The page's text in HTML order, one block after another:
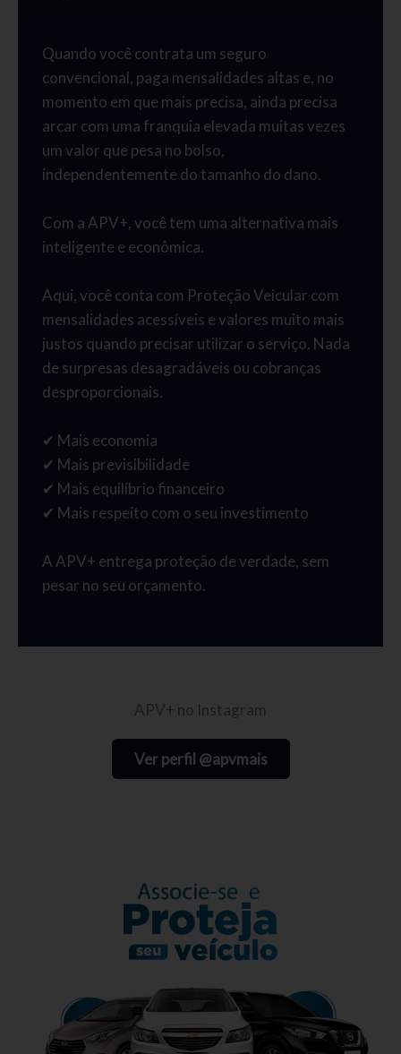
Quando você contrata um seguro
convencional, paga mensalidades altas e, no
momento em que mais precisa, ainda precisa
arcar com uma franquia elevada muitas vezes
um valor que pesa no bolso,
independentemente do tamanho do dano.
Com a APV+, você tem uma alternativa mais
inteligente e econômica.
Aqui, você conta com Proteção Veicular com
mensalidades acessíveis e valores muito mais
justos quando precisar utilizar o serviço. Nada
de surpresas desagradáveis ou cobranças
desproporcionais.
✔ Mais economia
✔ Mais previsibilidade
✔ Mais equilíbrio financeiro
✔ Mais respeito com o seu investimento
A APV+ entrega proteção de verdade, sem
pesar no seu orçamento.
APV+ no Instagram
Ver perfil @apvmais